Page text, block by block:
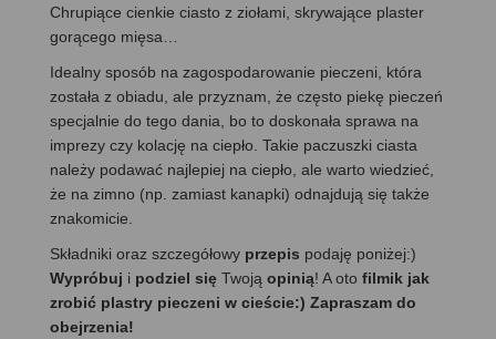
Chrupiące cienkie ciasto z ziołami, skrywające plaster
gorącego mięsa…
Idealny sposób na zagospodarowanie pieczeni, która
została z obiadu, ale przyznam, że często piekę pieczeń
specjalnie do tego dania, bo to doskonała sprawa na
imprezy czy kolację na ciepło. Takie paczuszki ciasta
należy podawać najlepiej na ciepło, ale warto wiedzieć,
że na zimno (np. zamiast kanapki) odnajdują się także
znakomicie.
Składniki oraz szczegółowy przepis podaję poniżej:)
Wypróbuj i podziel się Twoją opinią! A oto filmik jak
zrobić plastry pieczeni w cieście:) Zapraszam do
obejrzenia!